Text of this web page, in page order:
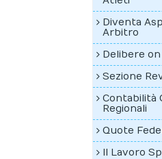
Diventa
Arbitro
Delibere
Sezione
Contabilità
Regionali
Quote
Il Lavoro